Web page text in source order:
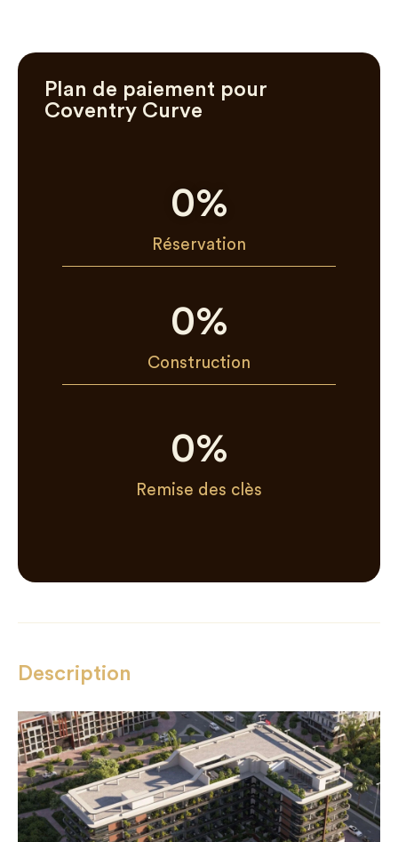
Plan de paiement pour
Coventry Curve
Réservation
0%
Construction
0%
Remise des clès
0%
Description